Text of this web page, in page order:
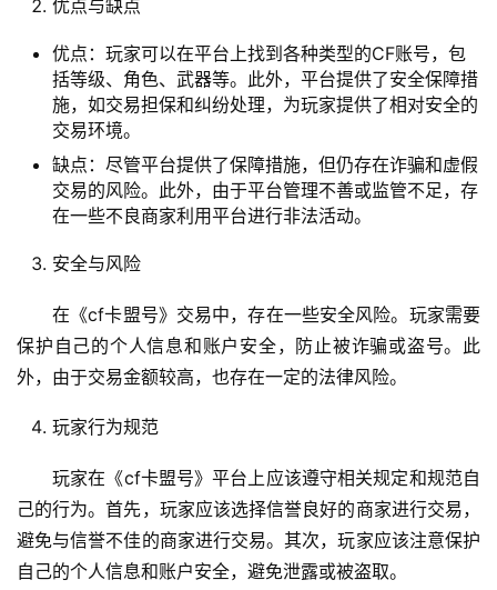
优点与缺点
优点：玩家可以在平台上找到各种类型的CF账号，包
括等级、角色、武器等。此外，平台提供了安全保障措
施，如交易担保和纠纷处理，为玩家提供了相对安全的
交易环境。
缺点：尽管平台提供了保障措施，但仍存在诈骗和虚假
交易的风险。此外，由于平台管理不善或监管不足，存
在一些不良商家利用平台进行非法活动。
安全与风险
在《cf卡盟号》交易中，存在一些安全风险。玩家需要
保护自己的个人信息和账户安全，防止被诈骗或盗号。此
外，由于交易金额较高，也存在一定的法律风险。
玩家行为规范
玩家在《cf卡盟号》平台上应该遵守相关规定和规范自
己的行为。首先，玩家应该选择信誉良好的商家进行交易，
避免与信誉不佳的商家进行交易。其次，玩家应该注意保护
自己的个人信息和账户安全，避免泄露或被盗取。